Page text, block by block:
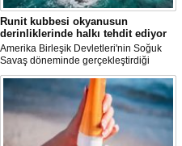
Runit kubbesi okyanusun
derinliklerinde halkı tehdit ediyor
Amerika Birleşik Devletleri'nin Soğuk
Savaş döneminde gerçekleştirdiği
nükleer testlerin ardından kalan
radyoaktif atıkların üzerini kapatan Runit
Kubbesi, çevresel riskler ve deniz
seviyesindeki yükselmeler nedeniyle
tartışma konusu olmaya devam ediyor.